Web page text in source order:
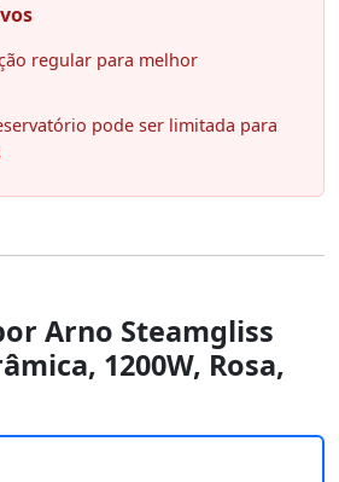
regular para melhor
pode ser limitada para
Arno Steamgliss
1200W, Rosa,